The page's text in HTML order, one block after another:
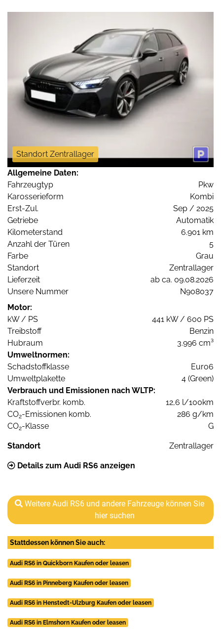
Standort Zentrallager
Allgemeine Daten:
Fahrzeugtyp
Pkw
Karosserieform
Kombi
Erst-Zul.
Sep / 2025
Getriebe
Automatik
Kilometerstand
6.901 km
Anzahl der Türen
5
Farbe
Grau
Standort
Zentrallager
Lieferzeit
ab ca. 09.08.2026
Unsere Nummer
N908037
Motor:
kW / PS
441 kW / 600 PS
Treibstoff
Benzin
Hubraum
3.996 cm³
Umweltnormen:
Schadstoffklasse
Euro6
Umweltplakette
4 (Green)
Verbrauch und Emissionen nach WLTP:
Kraftstoffverbr. komb.
12,6 l/100km
CO2-Emissionen komb.
286 g/km
CO2-Klasse G
Standort Zentrallager
Details zum Audi RS6 anzeigen
Weitere Audi RS6 und andere Fahrzeuge können Sie
hier suchen
Stattdessen können Sie auch:
Audi RS6 in Quickborn Kaufen oder leasen
Audi RS6 in Pinneberg Kaufen oder leasen
Audi RS6 in Henstedt-Ulzburg Kaufen oder leasen
Audi RS6 in Elmshorn Kaufen oder leasen